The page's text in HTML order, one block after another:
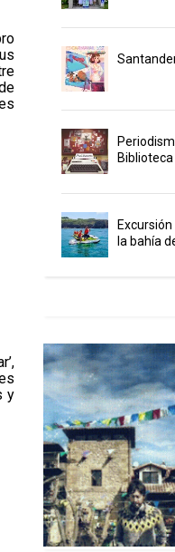
y
Biblioteca
la bahía